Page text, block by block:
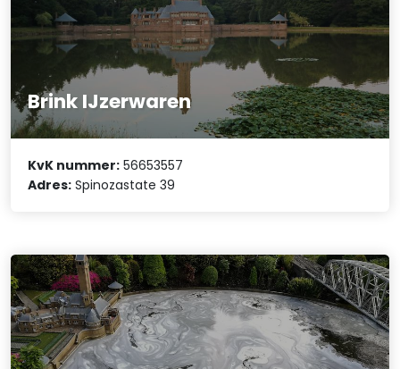
Brink IJzerwaren
KvK nummer: 56653557
Adres: Spinozastate 39